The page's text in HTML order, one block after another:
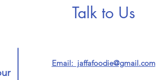
Talk to Us
Email: jaffafoodie@gmail.com